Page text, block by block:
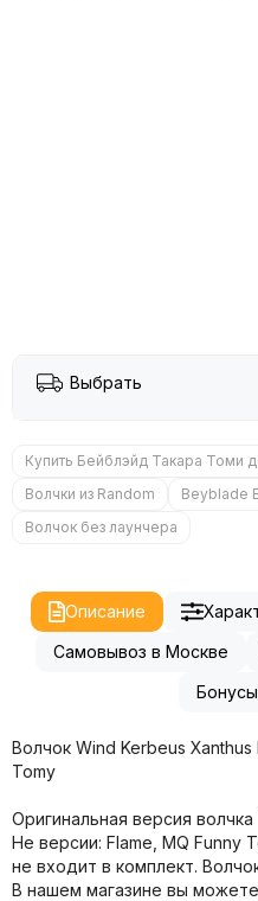
Выбрать
Купить Бейблэйд Такара Томи
Волчки из Random
Beyblade
Волчок без лаунчера
Описание
Самовывоз в Москве
Волчок Wind Kerbeus
Tomy
Оригинальная версия
Не версии: Flame, MQ Funny
не входит в комплект.
В нашем магазине вы